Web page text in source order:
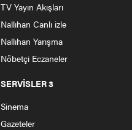
TV Yayın Akışları
Nallıhan Canlı izle
Nallıhan Yarışma
Nöbetçi Eczaneler
SERVİSLER 3
Sinema
Gazeteler